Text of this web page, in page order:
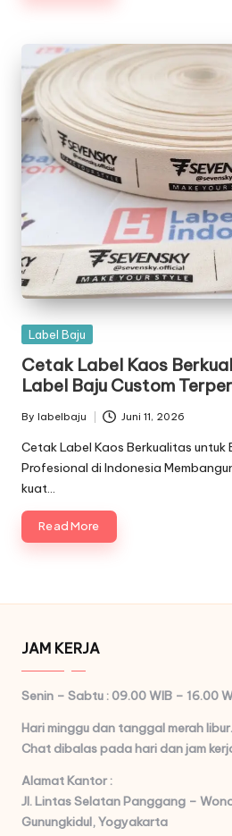
Posted
Label Baju
Cetak Label Kaos
Label Baju Custom
Posted
by
By labelbaju Juni 11, 2026
Cetak Label Kaos Berkualitas untuk
Profesional di Indonesia
kuat…
Read More
JAM KERJA
Senin – Sabtu : 09.00 WIB – 16.00
Hari minggu dan tanggal merah libur.
Chat dibalas pada hari dan jam
Alamat Kantor :
Jl. Lintas Selatan Panggang –
Gunungkidul, Yogyakarta